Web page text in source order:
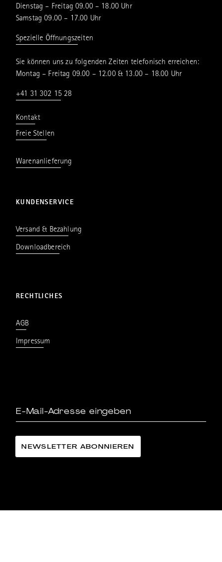
Dienstag – Freitag 09.00 – 18.00 Uhr
Samstag 09.00 – 17.00 Uhr
Spezielle Öffnungszeiten
Sie können uns zu folgenden Zeiten telefonisch erreichen:
Montag – Freitag 09.00 – 12.00 & 13.00 – 18.00 Uhr
+41 31 302 15 28
Kontakt
Freie Stellen
Warenanlieferung
KUNDENSERVICE
Versand & Bezahlung
Downloadbereich
RECHTLICHES
AGB
Impressum